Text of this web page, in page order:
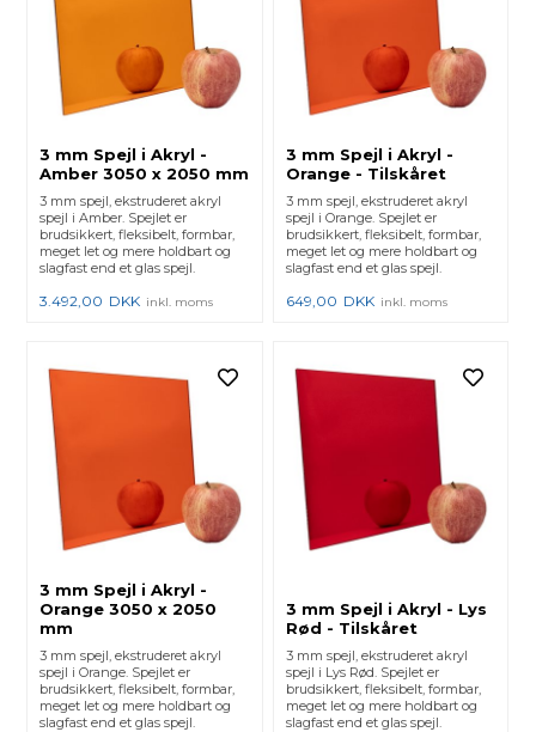
3 mm Spejl i Akryl -
Amber 3050 x 2050 mm
3 mm spejl, ekstruderet akryl
spejl i Amber. Spejlet er
brudsikkert, fleksibelt, formbar,
meget let og mere holdbart og
slagfast end et glas spejl.
3.492,00 DKK inkl. moms
3 mm Spejl i Akryl -
Orange - Tilskåret
3 mm spejl, ekstruderet akryl
spejl i Orange. Spejlet er
brudsikkert, fleksibelt, formbar,
meget let og mere holdbart og
slagfast end et glas spejl.
649,00 DKK inkl. moms
3 mm Spejl i Akryl -
Orange 3050 x 2050
mm
3 mm spejl, ekstruderet akryl
spejl i Orange. Spejlet er
brudsikkert, fleksibelt, formbar,
meget let og mere holdbart og
slagfast end et glas spejl.
3 mm Spejl i Akryl - Lys
Rød - Tilskåret
3 mm spejl, ekstruderet akryl
spejl i Lys Rød. Spejlet er
brudsikkert, fleksibelt, formbar,
meget let og mere holdbart og
slagfast end et glas spejl.